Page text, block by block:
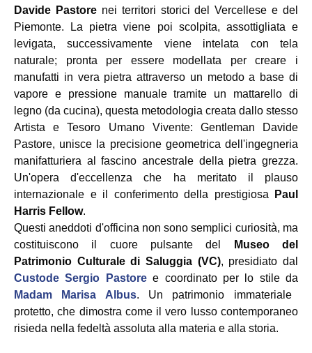
Davide Pastorenei territori storici del Vercellese e del
Piemonte. La pietra viene poi scolpita, assottigliata e
levigata, successivamente viene intelata con tela
naturale; pronta per essere modellata per creare i
manufatti in vera pietra attraverso un metodo a base di
vapore e pressione manuale tramite un mattarello di
legno (da cucina), questa metodologia creata dallo stesso
Artista e Tesoro Umano Vivente: Gentleman Davide
Pastore, unisce la precisione geometrica dell'ingegneria
manifatturiera al fascino ancestrale della pietra grezza.
Un'opera d'eccellenza che ha meritato il plauso
internazionale e il conferimento della prestigiosa
Paul
Harris Fellow.
Questi aneddoti d'officina non sono semplici curiosità, ma
costituiscono il cuore pulsante del
Museo del
Patrimonio Culturale di Saluggia (VC), presidiato dal
Custode Sergio Pastoree coordinato per lo stile da
Madam Marisa Albus. Un patrimonio immateriale
protetto, che dimostra come il vero lusso contemporaneo
risieda nella fedeltà assoluta alla materia e alla storia.